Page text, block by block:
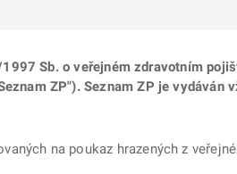
Sb. o veřejném zdravotním
ZP"). Seznam ZP je vydáván
na poukaz hrazených z